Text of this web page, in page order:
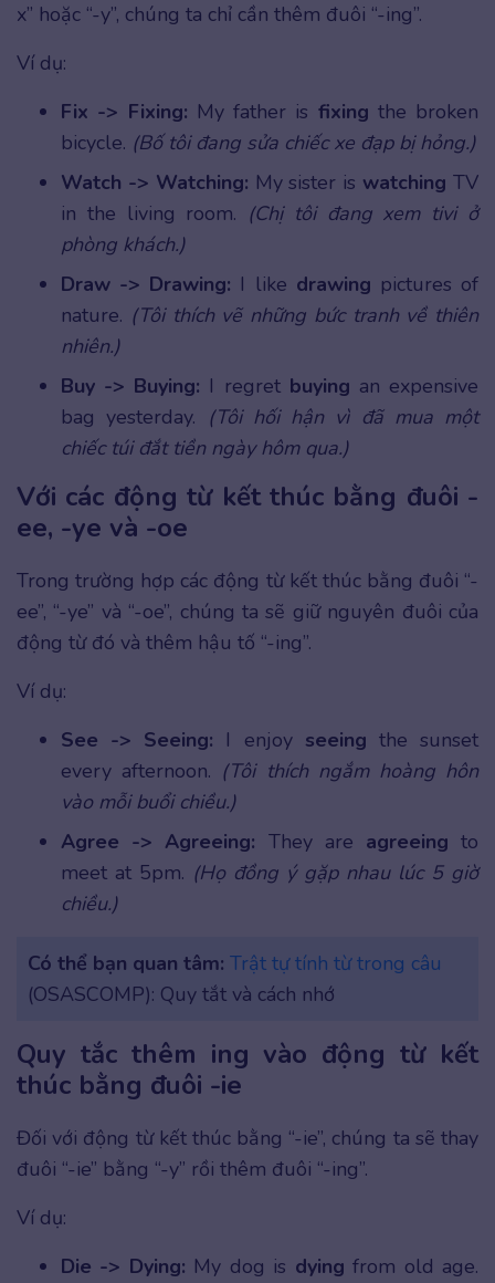
x” hoặc “-y”, chúng ta chỉ cần thêm đuôi “-ing”.
Ví dụ:
Fix -> Fixing: My father is fixing the broken
bicycle. (Bố tôi đang sửa chiếc xe đạp bị hỏng.)
Watch -> Watching: My sister is watchingTV
in the living room. (Chị tôi đang xem tivi ở
phòng khách.)
Draw -> Drawing: I like drawing pictures of
nature. (Tôi thích vẽ những bức tranh về thiên
nhiên.)
Buy -> Buying: I regret buying an expensive
bag yesterday. (Tôi hối hận vì đã mua một
chiếc túi đắt tiền ngày hôm qua.)
Với các động từ kết thúc bằng đuôi -
ee, -ye và -oe
Trong trường hợp các động từ kết thúc bằng đuôi “-
ee”, “-ye” và “-oe”, chúng ta sẽ giữ nguyên đuôi của
động từ đó và thêm hậu tố “-ing”.
Ví dụ:
See -> Seeing: I enjoy seeing the sunset
every afternoon. (Tôi thích ngắm hoàng hôn
vào mỗi buổi chiều.)
Agree -> Agreeing: They are agreeingto
meet at 5pm. (Họ đồng ý gặp nhau lúc 5 giờ
chiều.)
Có thể bạn quan tâm: Trật tự tính từ trong câu
(OSASCOMP): Quy tắt và cách nhớ
Quy tắc thêm ing vào động từ kết
thúc bằng đuôi -ie
Đối với động từ kết thúc bằng “-ie”, chúng ta sẽ thay
đuôi “-ie” bằng “-y” rồi thêm đuôi “-ing”.
Ví dụ:
Die -> Dying: My dog is dyingfrom old age.